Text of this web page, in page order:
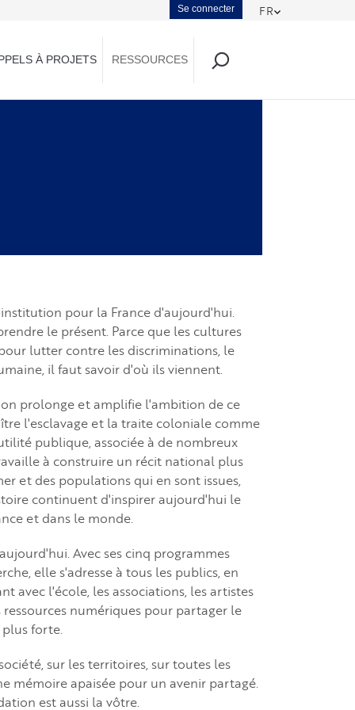
FR
Menu
du
compte
Se connecter
À PROJETS RESSOURCES
pour la France d'aujourd'hui.
le présent. Parce que les cultures
lutter contre les discriminations, le
il faut savoir d'où ils viennent.
prolonge et amplifie l'ambition de ce
l'esclavage et la traite coloniale comme
publique, associée à de nombreux
à construire un récit national plus
et des populations qui en sont issues,
continuent d'inspirer aujourd'hui le
et dans le monde.
Avec ses cinq programmes
elle s'adresse à tous les publics, en
avec l'école, les associations, les artistes
numériques pour partager le
forte.
sur les territoires, sur toutes les
mémoire apaisée pour un avenir partagé.
est aussi la vôtre.